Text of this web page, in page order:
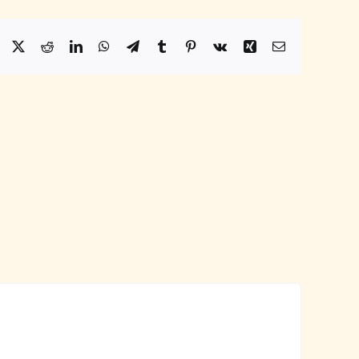
X RedditLinkedInWhatsApp
TelegramTumblr Pinterest
Vk Xing Email